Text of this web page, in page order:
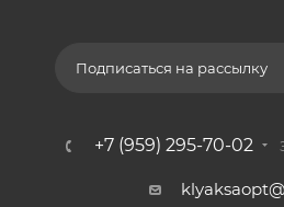
Подписаться на рассылку
+7 (959) 295-70-02